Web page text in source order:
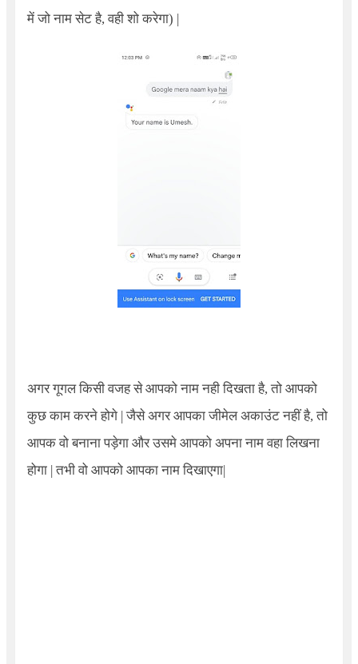
में जो नाम सेट है, वही शो करेगा) |
अगर गूगल किसी वजह से आपको नाम नही दिखता है, तो आपको
कुछ काम करने होगे | जैसे अगर आपका जीमेल अकाउंट नहीं है, तो
आपक वो बनाना पड़ेगा और उसमे आपको अपना नाम वहा लिखना
होगा | तभी वो आपको आपका नाम दिखाएगा|